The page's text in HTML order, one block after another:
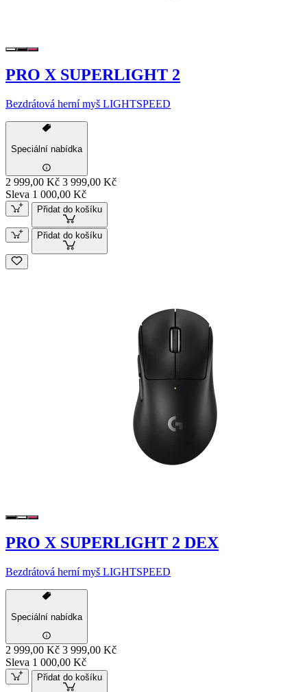
PRO X SUPERLIGHT 2
Bezdrátová herní myš LIGHTSPEED
Speciální nabídka
2 999,00 Kč 3 999,00 Kč
Sleva 1 000,00 Kč
Přidat do košíku
Přidat do košíku
PRO X SUPERLIGHT 2 DEX
Bezdrátová herní myš LIGHTSPEED
Speciální nabídka
2 999,00 Kč 3 999,00 Kč
Sleva 1 000,00 Kč
Přidat do košíku